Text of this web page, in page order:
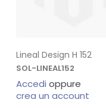
Lineal Design H 152
SOL-LINEAL152
Accedi oppure
crea un account